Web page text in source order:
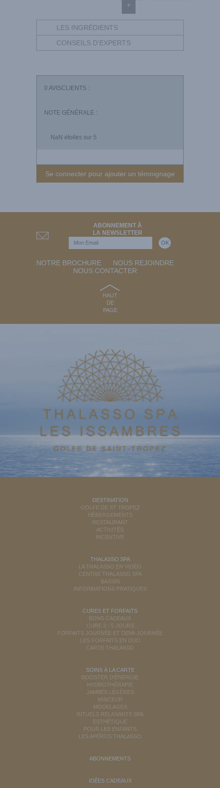
+
LES INGRÉDIENTS
CONSEILS D'EXPERTS
0 AVISCLIENTS :
NOTE GÉNÉRALE :
NaN étoiles sur 5
Se connecter pour ajouter un témoignage
ABONNEMENT À
LA NEWSLETTER
NOTRE BROCHURE
NOUS REJOINDRE
NOUS CONTACTER
HAUT
DE
PAGE
DESTINATION
GOLFE DE ST TROPEZ
HÉBERGEMENTS
RESTAURANT
ACTIVITÉS
INCENTIVE
THALASSO SPA
LA THALASSO EN VIDÉO
CENTRE THALASSO SPA
BASSIN
INFORMATIONS PRATIQUES
CURES ET FORFAITS
BONS CADEAUX
CURE 2 - 5 JOURS
FORFAITS JOURNÉE ET DEMI-JOURNÉE
LES FORFAITS EN DUO
CARTE THALASSO
SOINS À LA CARTE
BOOSTER D'ÉNERGIE
HYDROTHÉRAPIE
JAMBES LÉGÈRES
MINCEUR
MODELAGES
RITUELS RELAXANTS SPA
ESTHÉTIQUE
POUR LES ENFANTS
LES APÉROS THALASSO
ABONNEMENTS
IDÉES CADEAUX